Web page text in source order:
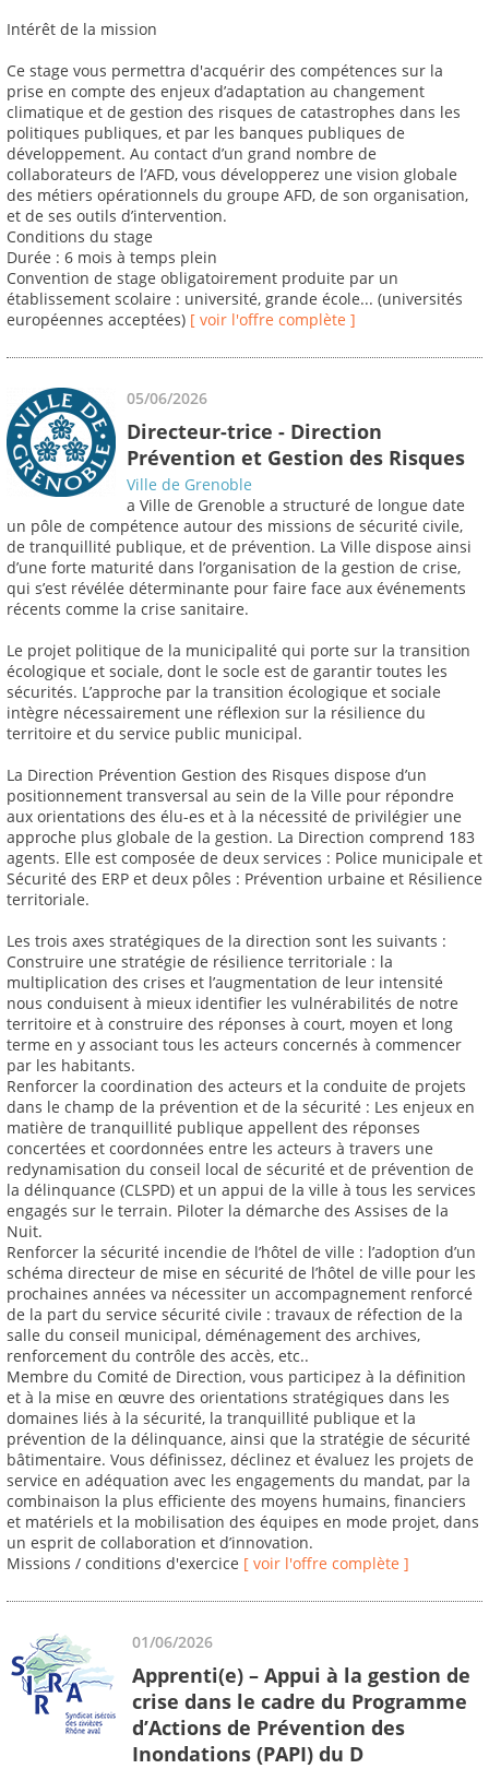
Intérêt de la mission
Ce stage vous permettra d'acquérir des compétences sur la
prise en compte des enjeux d’adaptation au changement
climatique et de gestion des risques de catastrophes dans les
politiques publiques, et par les banques publiques de
développement. Au contact d’un grand nombre de
collaborateurs de l’AFD, vous développerez une vision globale
des métiers opérationnels du groupe AFD, de son organisation,
et de ses outils d’intervention.
Conditions du stage
Durée : 6 mois à temps plein
Convention de stage obligatoirement produite par un
établissement scolaire : université, grande école... (universités
européennes acceptées) [ voir l'offre complète ]
05/06/2026
Directeur-trice - Direction
Prévention et Gestion des Risques
Ville de Grenoble
a Ville de Grenoble a structuré de longue date
un pôle de compétence autour des missions de sécurité civile,
de tranquillité publique, et de prévention. La Ville dispose ainsi
d’une forte maturité dans l’organisation de la gestion de crise,
qui s’est révélée déterminante pour faire face aux événements
récents comme la crise sanitaire.
Le projet politique de la municipalité qui porte sur la transition
écologique et sociale, dont le socle est de garantir toutes les
sécurités. L’approche par la transition écologique et sociale
intègre nécessairement une réflexion sur la résilience du
territoire et du service public municipal.
La Direction Prévention Gestion des Risques dispose d’un
positionnement transversal au sein de la Ville pour répondre
aux orientations des élu-es et à la nécessité de privilégier une
approche plus globale de la gestion. La Direction comprend 183
agents. Elle est composée de deux services : Police municipale et
Sécurité des ERP et deux pôles : Prévention urbaine et Résilience
territoriale.
Les trois axes stratégiques de la direction sont les suivants :
Construire une stratégie de résilience territoriale : la
multiplication des crises et l’augmentation de leur intensité
nous conduisent à mieux identifier les vulnérabilités de notre
territoire et à construire des réponses à court, moyen et long
terme en y associant tous les acteurs concernés à commencer
par les habitants.
Renforcer la coordination des acteurs et la conduite de projets
dans le champ de la prévention et de la sécurité : Les enjeux en
matière de tranquillité publique appellent des réponses
concertées et coordonnées entre les acteurs à travers une
redynamisation du conseil local de sécurité et de prévention de
la délinquance (CLSPD) et un appui de la ville à tous les services
engagés sur le terrain. Piloter la démarche des Assises de la
Nuit.
Renforcer la sécurité incendie de l’hôtel de ville : l’adoption d’un
schéma directeur de mise en sécurité de l’hôtel de ville pour les
prochaines années va nécessiter un accompagnement renforcé
de la part du service sécurité civile : travaux de réfection de la
salle du conseil municipal, déménagement des archives,
renforcement du contrôle des accès, etc..
Membre du Comité de Direction, vous participez à la définition
et à la mise en œuvre des orientations stratégiques dans les
domaines liés à la sécurité, la tranquillité publique et la
prévention de la délinquance, ainsi que la stratégie de sécurité
bâtimentaire. Vous définissez, déclinez et évaluez les projets de
service en adéquation avec les engagements du mandat, par la
combinaison la plus efficiente des moyens humains, financiers
et matériels et la mobilisation des équipes en mode projet, dans
un esprit de collaboration et d’innovation.
Missions / conditions d'exercice [ voir l'offre complète ]
01/06/2026
Apprenti(e) – Appui à la gestion de
crise dans le cadre du Programme
d’Actions de Prévention des
Inondations (PAPI) du D